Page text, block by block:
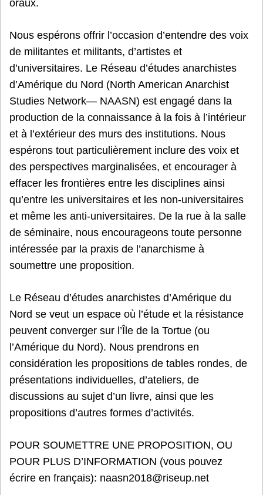
oraux.
Nous espérons offrir l’occasion d’entendre des voix
de militantes et militants, d’artistes et
d’universitaires. Le Réseau d’études anarchistes
d’Amérique du Nord (North American Anarchist
Studies Network— NAASN) est engagé dans la
production de la connaissance à la fois à l’intérieur
et à l’extérieur des murs des institutions. Nous
espérons tout particulièrement inclure des voix et
des perspectives marginalisées, et encourager à
effacer les frontières entre les disciplines ainsi
qu’entre les universitaires et les non-universitaires
et même les anti-universitaires. De la rue à la salle
de séminaire, nous encourageons toute personne
intéressée par la praxis de l’anarchisme à
soumettre une proposition.
Le Réseau d’études anarchistes d’Amérique du
Nord se veut un espace où l’étude et la résistance
peuvent converger sur l’Île de la Tortue (ou
l’Amérique du Nord). Nous prendrons en
considération les propositions de tables rondes, de
présentations individuelles, d’ateliers, de
discussions au sujet d’un livre, ainsi que les
propositions d’autres formes d’activités.
POUR SOUMETTRE UNE PROPOSITION, OU
POUR PLUS D’INFORMATION (vous pouvez
écrire en français): naasn2018@riseup.net